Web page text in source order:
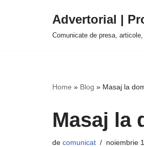
Advertorial |
Comunicate de presa,
Home » Blog » Masaj la
Masaj la
de comunicat noiembrie